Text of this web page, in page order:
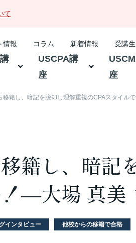
て
USCPA講
座
座
情報 コラム 新着情報 受講
移籍し、暗記を脱却し理解重視のCPAスタイル
籍し、暗記
—大場 真美
インタビュー 他校からの移籍で合格